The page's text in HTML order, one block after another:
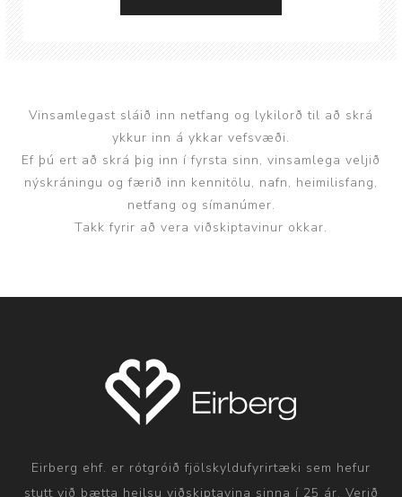
Vinsamlegast sláið inn netfang og lykilorð til að skrá
ykkur inn á ykkar vefsvæði.
Ef þú ert að skrá þig inn í fyrsta sinn, vinsamlega veljið
nýskráningu og færið inn kennitölu, nafn, heimilisfang,
netfang og símanúmer.
Takk fyrir að vera viðskiptavinur okkar.
Eirberg ehf. er rótgróið fjölskyldufyrirtæki sem hefur
stutt við bætta heilsu viðskiptavina sinna í 25 ár. Verið